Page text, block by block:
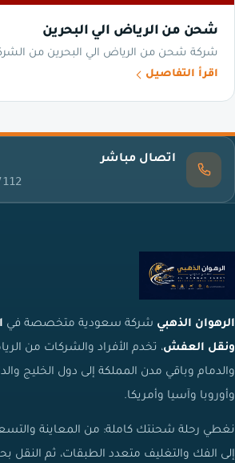
شحن من الرياض الي البحرين
شركة شحن من الرياض الي البحرين من
اقرأ التفاصيل
اتصال مباشر
الرهوان الذهبي شركة سعودية متخصصة في
ونقل العفش، تخدم الأفراد والشركات من
والدمام وباقي مدن المملكة إلى دول الخليج
وأوروبا وآسيا وأمريكا.
نغطي رحلة شحنتك كاملة: من المعاينة
إلى الفك والتغليف متعدد الطبقات، ثم النقل